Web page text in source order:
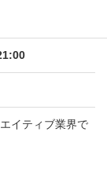
イティブ業界で